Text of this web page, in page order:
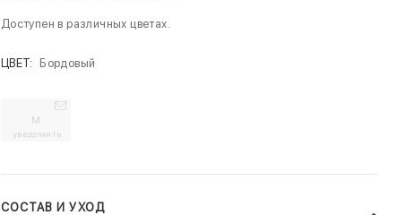
Доступен в различных цветах.
ЦВЕТ: Бордовый
M
уведомить
СОСТАВ И УХОД